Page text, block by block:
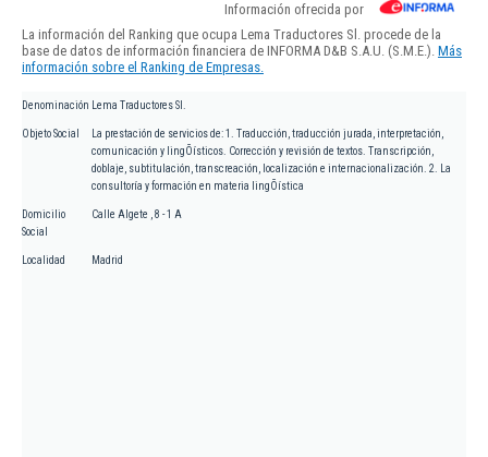
Información ofrecida por
La información del Ranking que ocupa Lema Traductores Sl. procede de la
base de datos de información financiera de INFORMA D&B S.A.U. (S.M.E.). Más
información sobre el Ranking de Empresas.
Denominación Lema Traductores Sl.
Objeto Social
La prestación de servicios de: 1. Traducción, traducción jurada, interpretación,
comunicación y lingÕísticos. Corrección y revisión de textos. Transcripción,
doblaje, subtitulación, transcreación, localización e internacionalización. 2. La
consultoría y formación en materia lingÕística
Domicilio
Social
Calle Algete , 8 - 1 A
Localidad Madrid